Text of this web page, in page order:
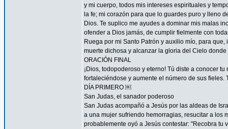
y mi cuerpo, todos mis intereses espirituales y
la fe; mi corazón para que lo guardes puro y lleno
Dios. Te suplico me ayudes a dominar mis malas
ofender a Dios jamás, de cumplir fielmente con
Ruega por mi Santo Patrón y auxilio mío, para
muerte dichosa y alcanzar la gloria del Cielo
ORACIÓN FINAL
¡Dios, todopoderoso y eterno! Tú diste a conocer
fortaleciéndose y aumente el número de sus fieles.
DÍA PRIMERO ￼
San Judas, el sanador poderoso
San Judas acompañó a Jesús por las aldeas de
a una mujer sufriendo hemorragias, resucitar a los
probablemente oyó a Jesús contestar: "Recobra tu